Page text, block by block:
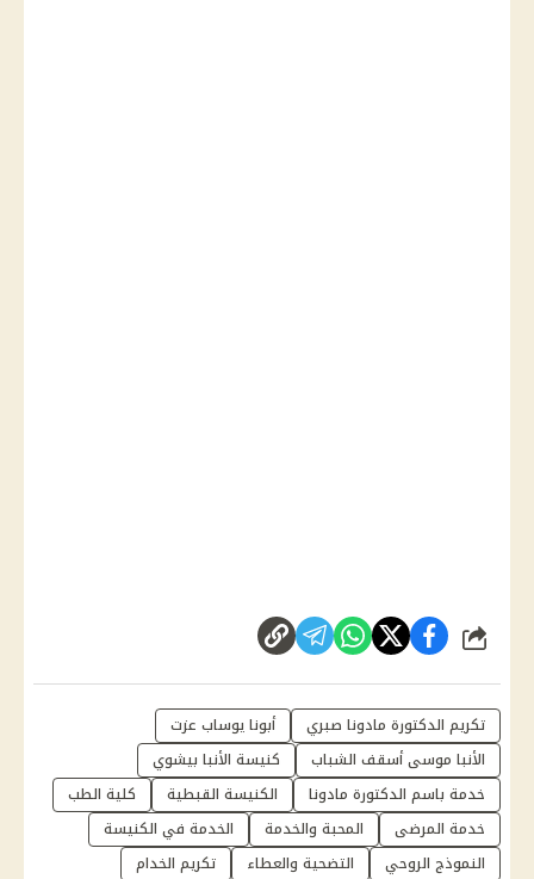
شارك
تكريم الدكتورة مادونا صبري
أبونا يوساب عزت
الأنبا موسى أسقف الشباب
كنيسة الأنبا بيشوي
خدمة باسم الدكتورة مادونا
الكنيسة القبطية
كلية الطب
خدمة المرضى
المحبة والخدمة
الخدمة في الكنيسة
النموذج الروحي
التضحية والعطاء
تكريم الخدام